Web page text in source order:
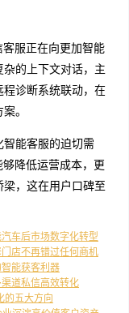
服正在向更加智能
的上下文对话，主
诊断系统联动，在
。
能客服的迫切需
降低运营成本，更
，这在用户口碑至
车后市场数字化转型
店不再错过任何商机
能获客利器
道私信高效转化
的五大方向